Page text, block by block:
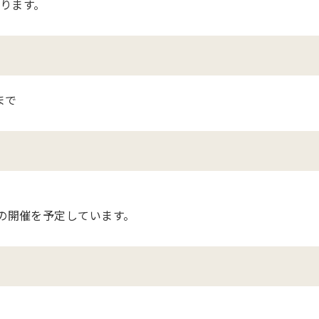
ます。
で
催を予定しています。